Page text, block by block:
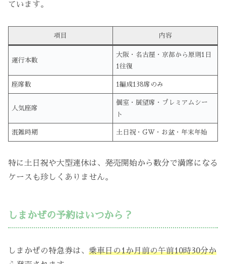
ています。
項目 内容
運行本数
大阪・名古屋・京都から原則1日
1往復
座席数 1編成138席のみ
人気座席
個室・展望席・プレミアムシー
ト
混雑時期 土日祝・GW・お盆・年末年始
特に土日祝や大型連休は、発売開始から数分で満席になる
ケースも珍しくありません。
しまかぜの予約はいつから？
しまかぜの特急券は、 乗車日の1か月前の午前10時30分か